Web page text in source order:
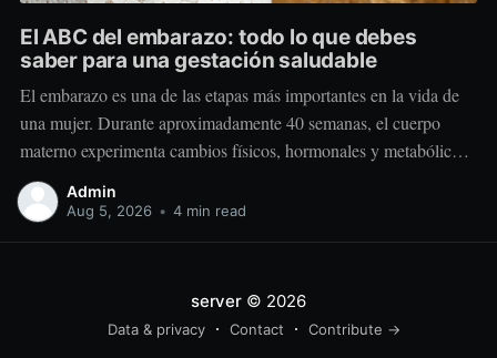
El ABC del embarazo: todo lo que debes
saber para una gestación saludable
El embarazo es una de las etapas más importantes en la vida de
una mujer. Durante aproximadamente 40 semanas, el cuerpo
materno experimenta cambios físicos, hormonales y metabólicos
extraordinarios para crear y sostener una nueva vida. Más allá de
“comer por dos”, el embarazo requiere comer mejor, nutrir
Admin
Aug 5, 2026 • 4 min read
server© 2026
Data & privacy Contact Contribute →